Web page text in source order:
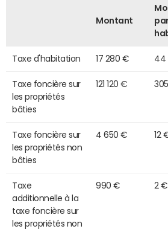
Montant
Taxe d'habitation 17 280 € 44
Taxe foncière sur
les propriétés
bâties
121 120 €
Taxe foncière sur
les propriétés non
bâties
4 650 € 12
Taxe
additionnelle à la
taxe foncière sur
les propriétés non
990 € 2 €